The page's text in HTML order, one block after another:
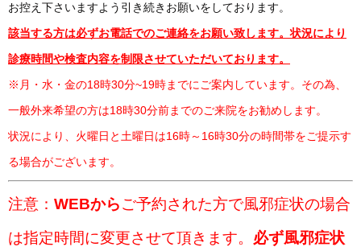
お控え下さいますよう引き続きお願いをしております。
該当する方は必ずお電話でのご連絡をお願い致します。状況により
診療時間や検査内容を制限させていただいております。
※月・水・金の18時30分~19時までにご案内しています。その為、
一般外来希望の方は18時30分前までのご来院をお勧めします。
状況により、火曜日と土曜日は16時～16時30分の時間帯をご提示す
る場合がございます。
注意： WEBからご予約された方で風邪症状の場合
は指定時間に変更させて頂きます。 必ず風邪症状